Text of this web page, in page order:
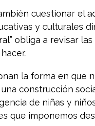
cuestionar el
y culturales
obliga a revisar
la forma en que
construcción
de niñas y
que imponemos